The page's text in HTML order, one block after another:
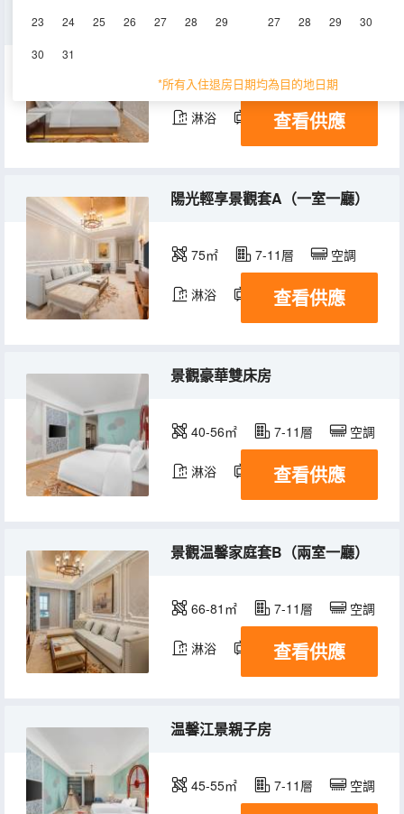
23 24 25 26 27 28 29
30 31
27 28 29 30
*所有入住退房日期均為目的地日期
景觀豪華大床房
34-37㎡ 7-11層
淋浴 電視機
查看供應
陽光輕享景觀套A（一室一廳）
75㎡ 7-11層 空調
淋浴 電視機
查看供應
景觀豪華雙床房
40-56㎡ 7-11層 空調
淋浴 電視機
查看供應
景觀温馨家庭套B（兩室一廳）
66-81㎡ 7-11層 空調
淋浴 電視機
查看供應
温馨江景親子房
45-55㎡ 7-11層 空調